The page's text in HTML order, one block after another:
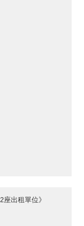
出租單位》